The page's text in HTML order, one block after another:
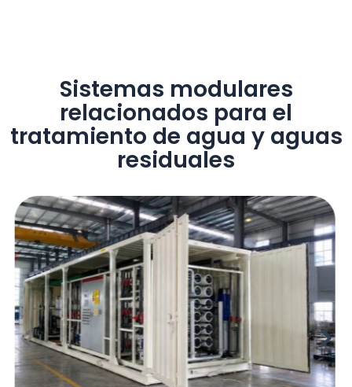
Sistemas modulares
relacionados para el
tratamiento de agua y aguas
residuales